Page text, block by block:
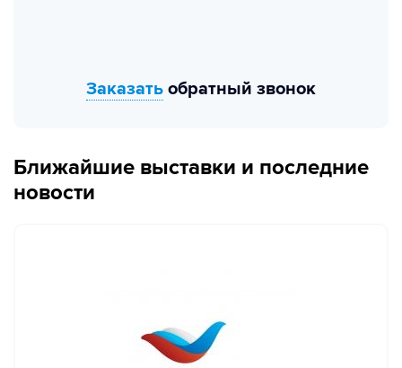
Заказать обратный звонок
Ближайшие выставки и последние
новости